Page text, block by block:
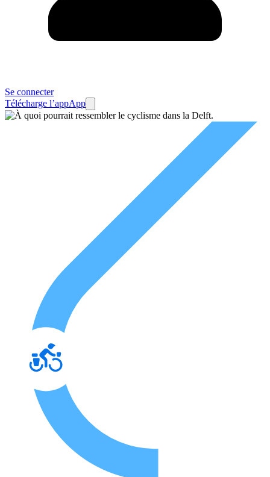
Se connecter
Télécharge l’appApp